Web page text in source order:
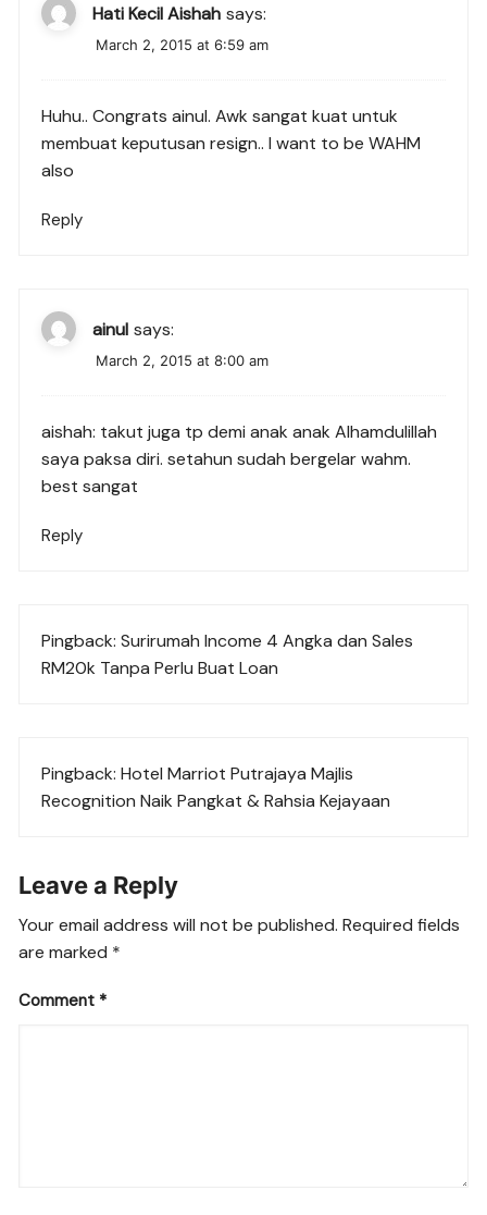
Hati Kecil Aishah says:
March 2, 2015 at 6:59 am
Huhu.. Congrats ainul. Awk sangat kuat untuk
membuat keputusan resign.. I want to be WAHM
also
Reply
ainul says:
March 2, 2015 at 8:00 am
aishah: takut juga tp demi anak anak Alhamdulillah
saya paksa diri. setahun sudah bergelar wahm.
best sangat
Reply
Pingback:Surirumah Income 4 Angka dan Sales
RM20k Tanpa Perlu Buat Loan
Pingback:Hotel Marriot Putrajaya Majlis
Recognition Naik Pangkat & Rahsia Kejayaan
Leave a Reply
Your email address will not be published. Required fields
are marked *
Comment *